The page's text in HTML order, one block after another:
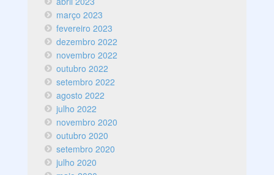
março 2023
fevereiro 2023
dezembro 2022
novembro 2022
outubro 2022
setembro 2022
agosto 2022
julho 2022
novembro 2020
outubro 2020
setembro 2020
julho 2020